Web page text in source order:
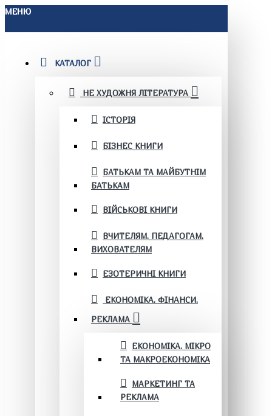
МЕНЮ
КАТАЛОГ
НЕ ХУДОЖНЯ ЛІТЕРАТУРА
ІСТОРІЯ
БІЗНЕС КНИГИ
БАТЬКАМ ТА МАЙБУТНІМ
БАТЬКАМ
ВІЙСЬКОВІ КНИГИ
ВЧИТЕЛЯМ. ПЕДАГОГАМ.
ВИХОВАТЕЛЯМ
ЕЗОТЕРИЧНІ КНИГИ
ЕКОНОМІКА. ФІНАНСИ.
РЕКЛАМА
ЕКОНОМІКА. МІКРО
ТА МАКРОЕКОНОМІКА
МАРКЕТИНГ ТА
РЕКЛАМА